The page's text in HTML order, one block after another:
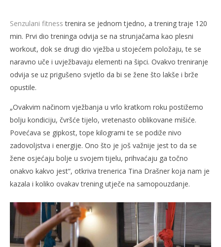
Senzulani fitness trenira se jednom tjedno, a trening traje 120
min. Prvi dio treninga odvija se na strunjačama kao plesni
workout, dok se drugi dio vježba u stojećem položaju, te se
naravno uče i uvježbavaju elementi na šipci. Ovakvo treniranje
odvija se uz prigušeno svjetlo da bi se žene što lakše i brže
opustile.
„Ovakvim načinom vježbanja u vrlo kratkom roku postižemo
bolju kondiciju, čvršće tijelo, vretenasto oblikovane mišiće.
Povećava se gipkost, tope kilogrami te se podiže nivo
zadovoljstva i energije. Ono što je još važnije jest to da se
žene osjećaju bolje u svojem tijelu, prihvaćaju ga točno
onakvo kakvo jest“, otkriva trenerica Tina Drašner koja nam je
kazala i koliko ovakav trening utječe na samopouzdanje.